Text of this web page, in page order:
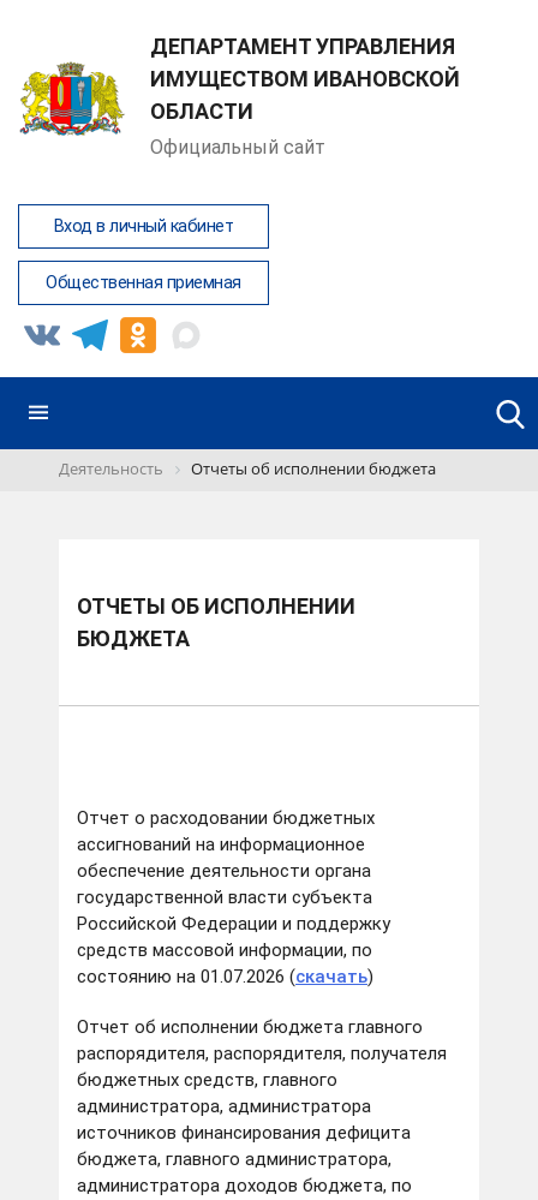
ДЕПАРТАМЕНТ УПРАВЛЕНИЯ
ИМУЩЕСТВОМ ИВАНОВСКОЙ
ОБЛАСТИ
Официальный сайт
Вход в личный кабинет
Общественная приемная
Деятельность Отчеты об исполнении бюджета
ОТЧЕТЫ ОБ ИСПОЛНЕНИИ
БЮДЖЕТА
Отчет о расходовании бюджетных
ассигнований на информационное
обеспечение деятельности органа
государственной власти субъекта
Российской Федерации и поддержку
средств массовой информации, по
состоянию на 01.07.2026 (скачать)
Отчет об исполнении бюджета главного
распорядителя, распорядителя, получателя
бюджетных средств, главного
администратора, администратора
источников финансирования дефицита
бюджета, главного администратора,
администратора доходов бюджета, по